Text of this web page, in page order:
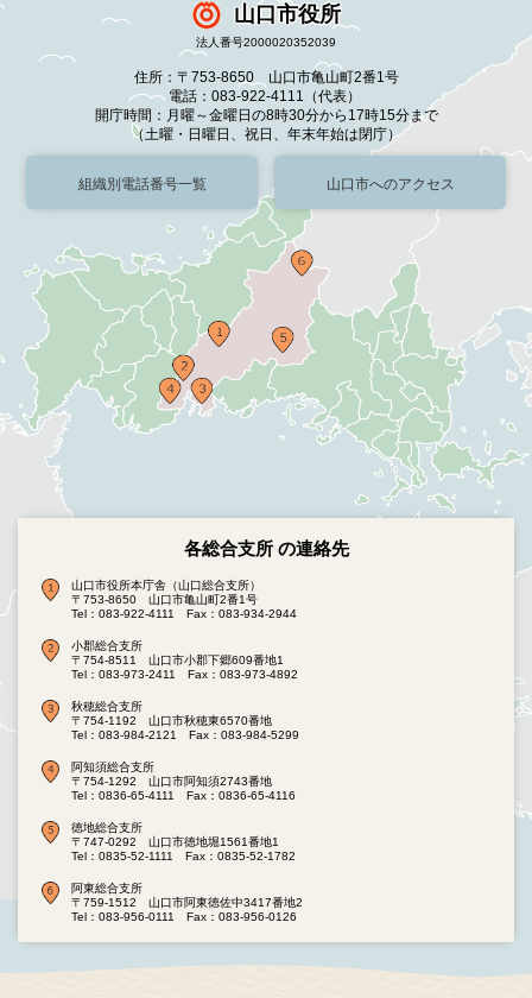
山口市役所
法人番号2000020352039
住所：〒753-8650 山口市亀山町2番1号
電話：083-922-4111（代表）
開庁時間：月曜～金曜日の8時30分から17時15分まで
（土曜・日曜日、祝日、年末年始は閉庁）
組織別電話番号一覧 山口市へのアクセス
各総合支所 の連絡先
山口市役所本庁舎（山口総合支所）
〒753-8650 山口市亀山町2番1号
Tel：083-922-4111
Fax：083-934-2944
小郡総合支所
〒754-8511 山口市小郡下郷609番地1
Tel：083-973-2411
Fax：083-973-4892
秋穂総合支所
〒754-1192 山口市秋穂東6570番地
Tel：083-984-2121
Fax：083-984-5299
阿知須総合支所
〒754-1292 山口市阿知須2743番地
Tel：0836-65-4111
Fax：0836-65-4116
徳地総合支所
〒747-0292 山口市徳地堀1561番地1
Tel：0835-52-1111
Fax：0835-52-1782
阿東総合支所
〒759-1512 山口市阿東徳佐中3417番地2
Tel：083-956-0111
Fax：083-956-0126